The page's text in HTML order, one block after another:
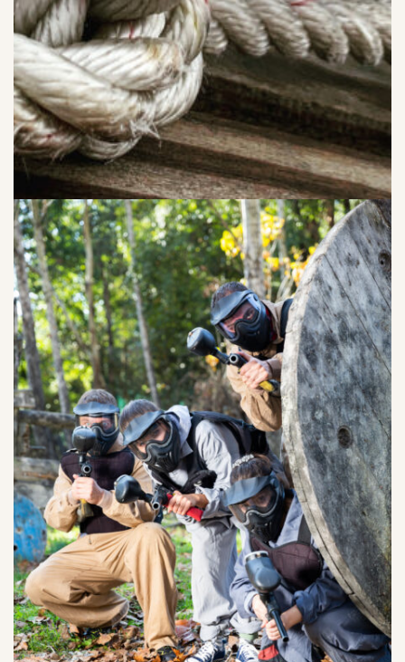
I PRISER INGÅR MEDALJ TILL VINNANDE LAGET
SAMT FLYTVÄSTAR
20% PÅ VÅRA MEST POPULÄRA PAKET